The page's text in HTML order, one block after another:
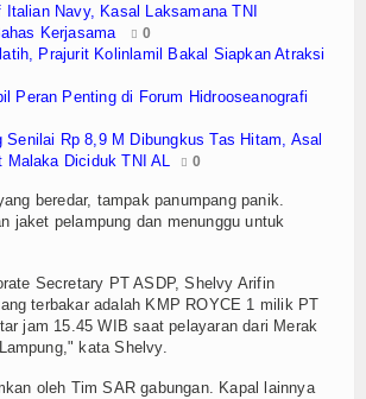
Italian Navy, Kasal Laksamana TNI
Kerjasama
0
Prajurit Kolinlamil Bakal Siapkan Atraksi
Peran Penting di Forum Hidrooseanografi
Senilai Rp 8,9 M Dibungkus Tas Hitam, Asal
Malaka Diciduk TNI AL
0
beredar, tampak panumpang panik.
jaket pelampung dan menunggu untuk
Secretary PT ASDP, Shelvy Arifin
terbakar adalah KMP ROYCE 1 milik PT
jam 15.45 WIB saat pelayaran dari Merak
kata Shelvy.
oleh Tim SAR gabungan. Kapal lainnya